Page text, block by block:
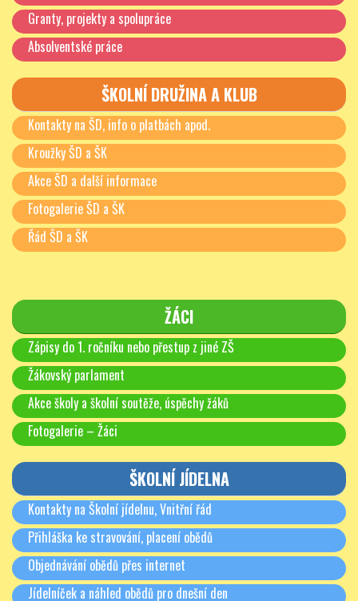
Granty, projekty a spolupráce
Absolventské práce
ŠKOLNÍ DRUŽINA A KLUB
Kontakty na ŠD, info o platbách apod.
Kroužky ŠD a ŠK
Akce ŠD a další informace
Fotogalerie ŠD a ŠK
Řád ŠD a ŠK
ŽÁCI
Zápisy do 1. ročníku nebo přestup z jiné ZŠ
Žákovský parlament
Akce školy a školní soutěže, úspěchy žáků
Fotogalerie – Žáci
ŠKOLNÍ JÍDELNA
Kontakty na Školní jídelnu, Vnitřní řád
Přihláška ke stravování, placení obědů
Objednávání obědů přes internet
Jídelníček a náhled obědů pro dnešní den